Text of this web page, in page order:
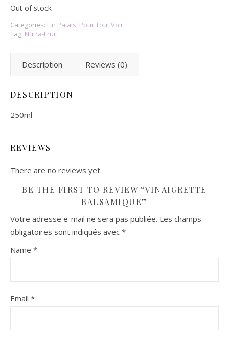
Out of stock
Categories: Fin Palais, Pour Tout Voir
Tag: Nutra-Fruit
Description Reviews (0)
DESCRIPTION
250ml
REVIEWS
There are no reviews yet.
BE THE FIRST TO REVIEW “VINAIGRETTE
BALSAMIQUE”
Votre adresse e-mail ne sera pas publiée. Les champs
obligatoires sont indiqués avec *
Name *
Email *